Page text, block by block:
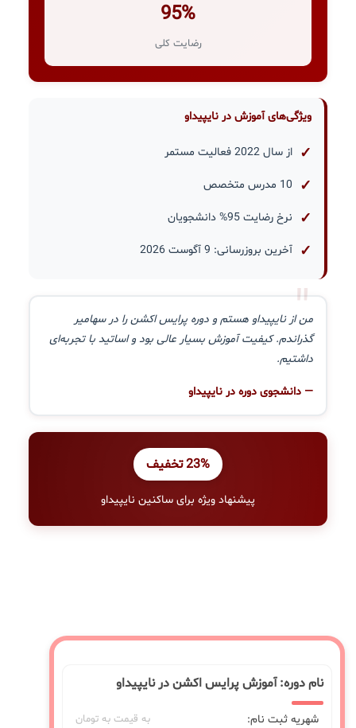
95%
رضایت کلی
ویژگی‌های آموزش در نایپیداو
از سال 2022 فعالیت مستمر
10 مدرس متخصص
نرخ رضایت 95% دانشجویان
آخرین بروزرسانی: 9 آگوست 2026
"
من از نایپیداو هستم و دوره پرایس اکشن را در سهامیر
گذراندم. کیفیت آموزش بسیار عالی بود و اساتید با تجربه‌ای
داشتیم.
— دانشجوی دوره در نایپیداو
23% تخفیف
پیشنهاد ویژه برای ساکنین نایپیداو
نام دوره: آموزش پرایس اکشن در نایپیداو
شهریه ثبت نام: به قیمت به تومان